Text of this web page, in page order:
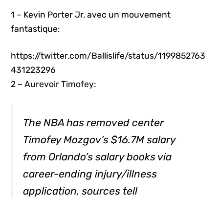
1 – Kevin Porter Jr. avec un mouvement
fantastique:
https://twitter.com/Ballislife/status/1199852763
431223296
2 – Aurevoir Timofey:
The NBA has removed center
Timofey Mozgov’s $16.7M salary
from Orlando’s salary books via
career-ending injury/illness
application, sources tell